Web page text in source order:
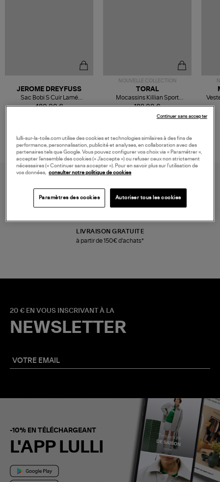
480,00 €
JEROME DREYFUSS
Sac Bobi S Cuir Lamé
Champagne
NOUVELLE COLLECTION
189,00 €
TORAL
Mocassins Killian Sport
Mousse
LIVRAISON GRATUITE
à partir de 150€ d'achats*
20 € EN VOUS INSCRIVANT À LA
NEWSLETTER
-10% EN TÉLÉCHARGEANT
L'APP LULLI
lulli-sur-la-toile.com utilise des cookies et technologies similaires à des fins de
performance, personnalisation, publicité et analyses, en collaboration avec des
partenaires tels que Google. Vous pouvez configurer vos choix via « Paramétrer »,
accepter l’ensemble des cookies (« J’accepte ») ou refuser ceux non strictement
nécessaires (« Continuer sans accepter »). Pour en savoir plus sur l’utilisation de
vos données, consulter notre politique de cookies
Paramètres des cookies Autoriser tous les cookies
Continuer sans accepter